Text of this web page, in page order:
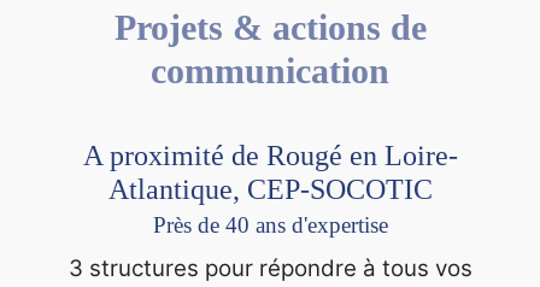
Projets & actions de
communication
A proximité de Rougé en Loire-
Atlantique, CEP-SOCOTIC
Près de 40 ans d'expertise
3 structures pour répondre à tous vos